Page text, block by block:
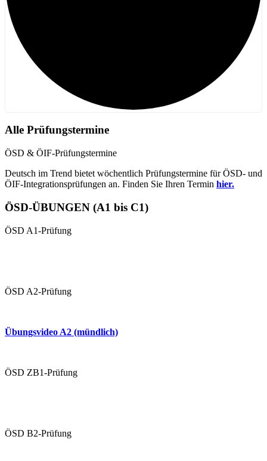
Alle Prüfungstermine
ÖSD & ÖIF-Prüfungstermine
Deutsch im Trend bietet wöchentlich Prüfungstermine für ÖSD- und
ÖIF-Integrationsprüfungen an. Finden Sie Ihren Termin hier.
ÖSD-ÜBUNGEN (A1 bis C1)
ÖSD A1-Prüfung
ÖSD A2-Prüfung
Übungsvideo A2 (mündlich)
ÖSD ZB1-Prüfung
ÖSD B2-Prüfung